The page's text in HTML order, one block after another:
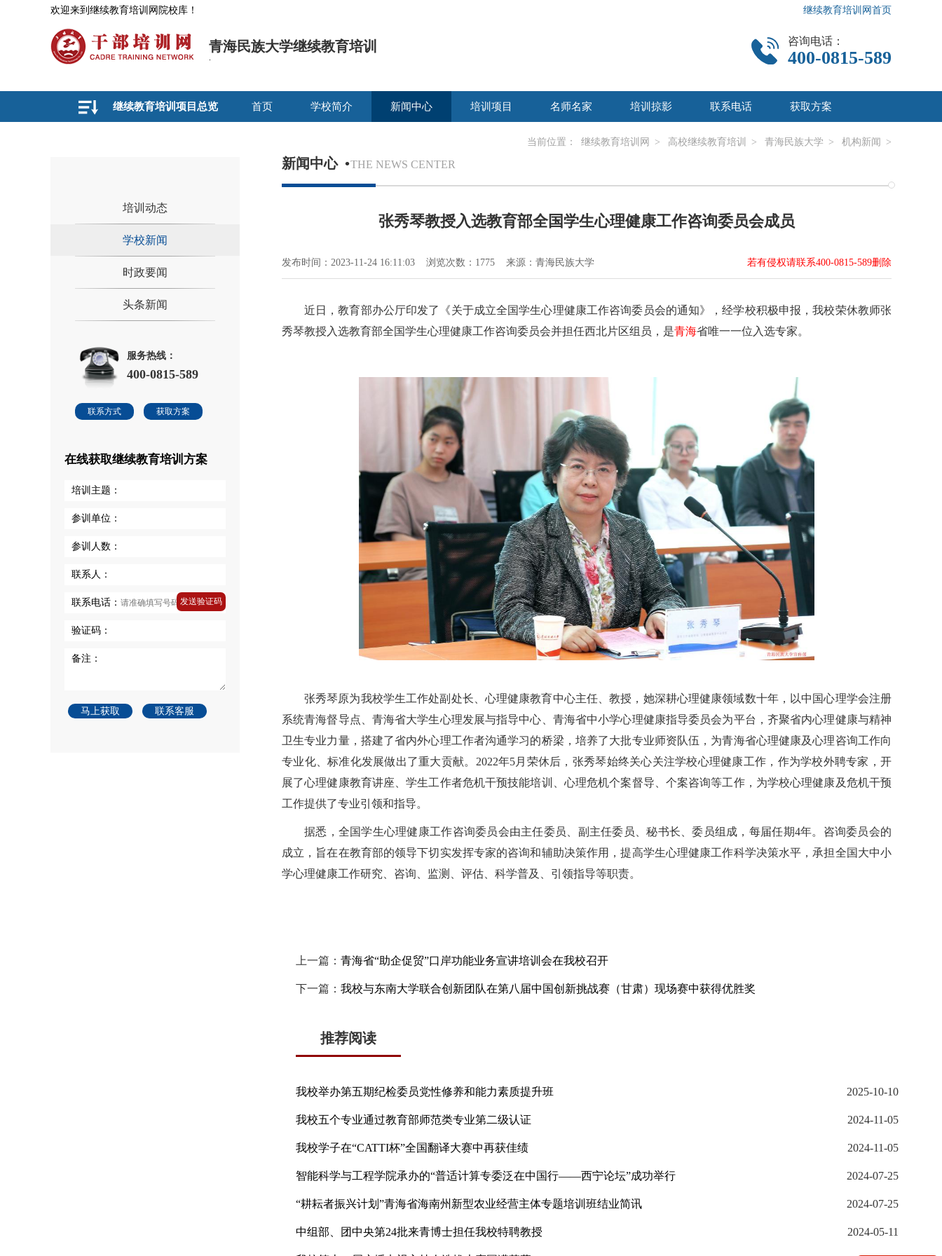
欢迎来到继续教育培训网院校库！ 继续教育培训网首页
青海民族大学继续教育培训 咨询电话：
400-0815-589
首页 学校简介 新闻中心 培训项目 名师名家 培训掠影 联系电话 获取方案
继续教育培训项目总览
当前位置： 继续教育培训网 > 高校继续教育培训 > 青海民族大学 > 机构新闻 >
培训动态
学校新闻
时政要闻
头条新闻
服务热线：
400-0815-589
联系方式 获取方案
在线获取继续教育培训方案
培训主题：
参训单位：
参训人数：
联系人：
联系电话： 发送验证码
验证码：
备注：
马上获取 联系客服
新闻中心 •THE NEWS CENTER
张秀琴教授入选教育部全国学生心理健康工作咨询委员会成员
发布时间：2023-11-24 16:11:03 浏览次数：1775 来源：青海民族大学 若有侵权请联系400-0815-589删除
近日，教育部办公厅印发了《关于成立全国学生心理健康工作咨询委员会的通知》，经学校积极申报，我校荣休教师张
秀琴教授入选教育部全国学生心理健康工作咨询委员会并担任西北片区组员，是青海省唯一一位入选专家。
张秀琴原为我校学生工作处副处长、心理健康教育中心主任、教授，她深耕心理健康领域数十年，以中国心理学会注册
系统青海督导点、青海省大学生心理发展与指导中心、青海省中小学心理健康指导委员会为平台，齐聚省内心理健康与精神
卫生专业力量，搭建了省内外心理工作者沟通学习的桥梁，培养了大批专业师资队伍，为青海省心理健康及心理咨询工作向
专业化、标准化发展做出了重大贡献。2022年5月荣休后，张秀琴始终关心关注学校心理健康工作，作为学校外聘专家，开
展了心理健康教育讲座、学生工作者危机干预技能培训、心理危机个案督导、个案咨询等工作，为学校心理健康及危机干预
工作提供了专业引领和指导。
据悉，全国学生心理健康工作咨询委员会由主任委员、副主任委员、秘书长、委员组成，每届任期4年。咨询委员会的
成立，旨在在教育部的领导下切实发挥专家的咨询和辅助决策作用，提高学生心理健康工作科学决策水平，承担全国大中小
学心理健康工作研究、咨询、监测、评估、科学普及、引领指导等职责。
上一篇： 青海省“助企促贸”口岸功能业务宣讲培训会在我校召开
下一篇： 我校与东南大学联合创新团队在第八届中国创新挑战赛（甘肃）现场赛中获得优胜奖
推荐阅读
我校举办第五期纪检委员党性修养和能力素质提升班 2025-10-10
我校五个专业通过教育部师范类专业第二级认证 2024-11-05
我校学子在“CATTI杯”全国翻译大赛中再获佳绩 2024-11-05
智能科学与工程学院承办的“普适计算专委泛在中国行——西宁论坛”成功举行 2024-07-25
“耕耘者振兴计划”青海省海南州新型农业经营主体专题培训班结业简讯 2024-07-25
中组部、团中央第24批来青博士担任我校特聘教授 2024-05-11